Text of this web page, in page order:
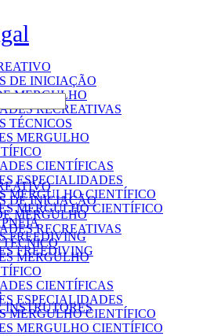
DE INICIAÇÃO
MERGULHO
RECREATIVAS
TÉCNICOS
MERGULHO
CIENTÍFICAS
ESPECIALIDADES
MERGULHO CIENTÍFICO
MERGULHO CIENTÍFICO
FREEDIVING
FREEDIVING
INSTRUTORES
DE INICIAÇÃO
MERGULHO
RECREATIVAS
MERGULHO
CIENTÍFICAS
ESPECIALIDADES
MERGULHO CIENTÍFICO
MERGULHO CIENTÍFICO